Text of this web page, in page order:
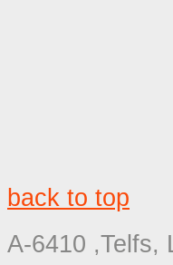
back to top
A-6410 ,Telfs,